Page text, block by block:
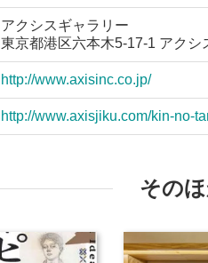
アクシスギャラリー
東京都港区六本木5-17-1 アクシ
http://www.axisinc.co.jp/
http://www.axisjiku.com/kin-no-
その